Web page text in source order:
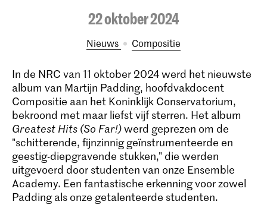
22 oktober 2024
Nieuws Compositie
In de NRC van 11 oktober 2024 werd het nieuwste
album van Martijn Padding, hoofdvakdocent
Compositie aan het Koninklijk Conservatorium,
bekroond met maar liefst vijf sterren. Het album
Greatest Hits (So Far!)werd geprezen om de
"schitterende, fijnzinnig geïnstrumenteerde en
geestig-diepgravende stukken," die werden
uitgevoerd door studenten van onze Ensemble
Academy. Een fantastische erkenning voor zowel
Padding als onze getalenteerde studenten.